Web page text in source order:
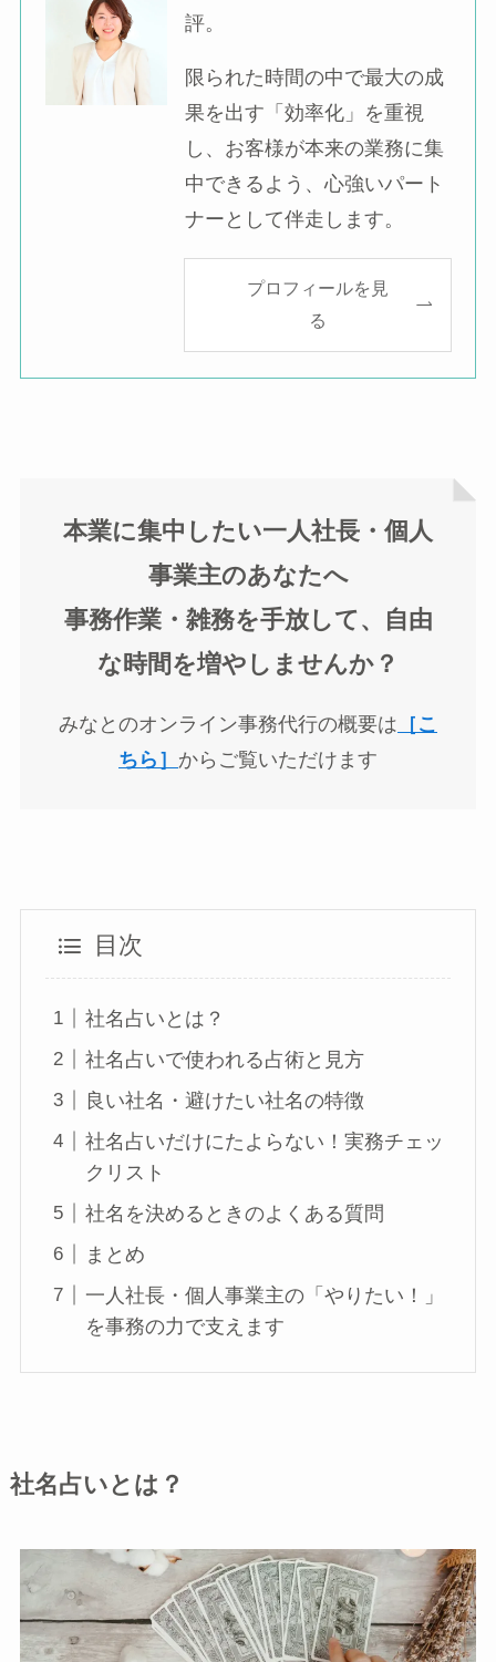
評。
限られた時間の中で最大の成
果を出す「効率化」を重視
し、お客様が本来の業務に集
中できるよう、心強いパート
ナーとして伴走します。
プロフィールを見
る
本業に集中したい一人社長・個人
事業主のあなたへ
事務作業・雑務を手放して、自由
な時間を増やしませんか？
みなとのオンライン事務代行の概要は ［こ
ちら］ からご覧いただけます
目次
社名占いとは？
社名占いで使われる占術と見方
良い社名・避けたい社名の特徴
社名占いだけにたよらない！実務チェッ
クリスト
社名を決めるときのよくある質問
まとめ
一人社長・個人事業主の「やりたい！」
を事務の力で支えます
社名占いとは？